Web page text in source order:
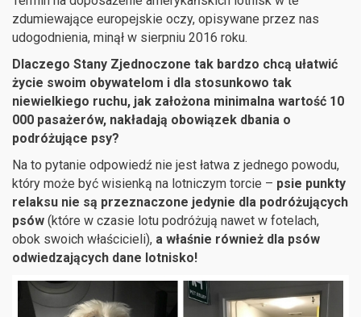
zdumiewające europejskie oczy, opisywane przez nas
udogodnienia, minął w sierpniu 2016 roku.
Dlaczego Stany Zjednoczone tak bardzo chcą ułatwić
życie swoim obywatelom i dla stosunkowo tak
niewielkiego ruchu, jak założona minimalna wartość 10
000 pasażerów, nakładają obowiązek dbania o
podróżujące psy?
Na to pytanie odpowiedź nie jest łatwa z jednego powodu,
który może być wisienką na lotniczym torcie – psie punkty
relaksu nie są przeznaczone jedynie dla podróżujących
psów (które w czasie lotu podróżują nawet w fotelach,
obok swoich właścicieli), a właśnie również dla psów
odwiedzających dane lotnisko!